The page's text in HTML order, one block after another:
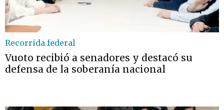
Recorrida federal
Vuoto recibió a senadores y destacó su
defensa de la soberanía nacional